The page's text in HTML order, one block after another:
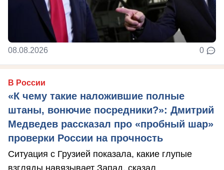
08.08.2026 0
В России
«К чему такие наложившие полные
штаны, вонючие посредники?»: Дмитрий
Медведев рассказал про «пробный шар»
проверки России на прочность
Ситуация с Грузией показала, какие глупые
взгляды навязывает Запад, сказал